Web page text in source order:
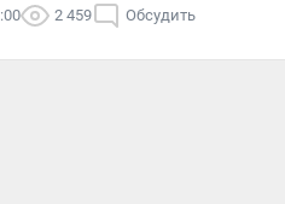
2 459 Обсудить